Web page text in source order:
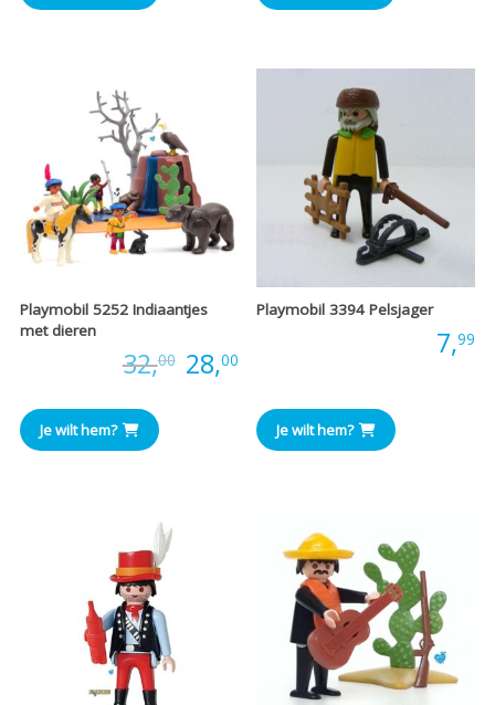
Playmobil 5252 Indiaantjes
met dieren
32,00 Oorspronkelijke
28,00Huidige
prijs
is:
Je wilt hem?
Playmobil 3394 Pelsjager
7,99
Je wilt hem?